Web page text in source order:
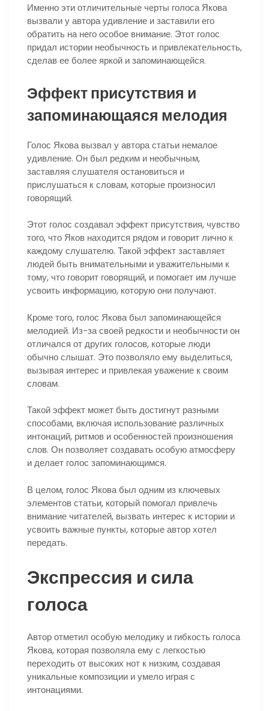
Именно эти отличительные черты голоса Якова
вызвали у автора удивление и заставили его
обратить на него особое внимание. Этот голос
придал истории необычность и привлекательность,
сделав ее более яркой и запоминающейся.
Эффект присутствия и
запоминающаяся мелодия
Голос Якова вызвал у автора статьи немалое
удивление. Он был редким и необычным,
заставляя слушателя остановиться и
прислушаться к словам, которые произносил
говорящий.
Этот голос создавал эффект присутствия, чувство
того, что Яков находится рядом и говорит лично к
каждому слушателю. Такой эффект заставляет
людей быть внимательными и уважительными к
тому, что говорит говорящий, и помогает им лучше
усвоить информацию, которую они получают.
Кроме того, голос Якова был запоминающейся
мелодией. Из-за своей редкости и необычности он
отличался от других голосов, которые люди
обычно слышат. Это позволяло ему выделиться,
вызывая интерес и привлекая уважение к своим
словам.
Такой эффект может быть достигнут разными
способами, включая использование различных
интонаций, ритмов и особенностей произношения
слов. Он позволяет создавать особую атмосферу
и делает голос запоминающимся.
В целом, голос Якова был одним из ключевых
элементов статьи, который помогал привлечь
внимание читателей, вызвать интерес к истории и
усвоить важные пункты, которые автор хотел
передать.
Экспрессия и сила
голоса
Автор отметил особую мелодику и гибкость голоса
Якова, которая позволяла ему с легкостью
переходить от высоких нот к низким, создавая
уникальные композиции и умело играя с
интонациями.